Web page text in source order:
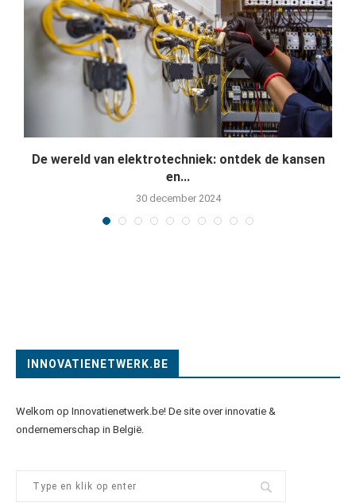
De wereld van elektrotechniek: ontdek de kansen
en...
30 december 2024
INNOVATIENETWERK.BE
Welkom op Innovatienetwerk.be! De site over innovatie &
ondernemerschap in België.